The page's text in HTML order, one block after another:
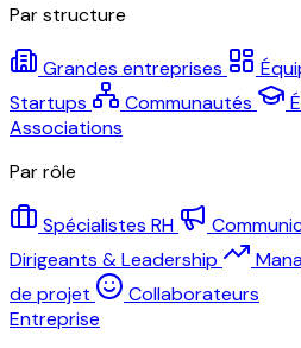
Par structure
Grandes entreprises
Startups
Communautés
Associations
Par rôle
Spécialistes RH
Dirigeants & Leadership
de projet
Collaborateurs
Entreprise